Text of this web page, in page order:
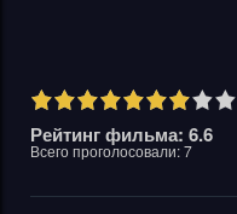
Рейтинг фильма: 6.6
Всего проголосовали:7